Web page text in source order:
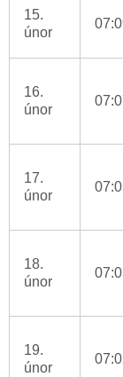
15.
únor
16.
únor
17.
únor
18.
únor
19.
únor